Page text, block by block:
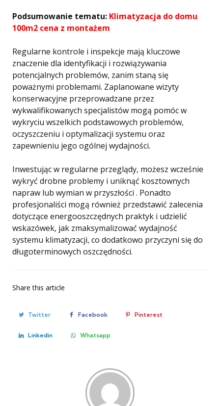
Podsumowanie tematu: Klimatyzacja do domu
100m2 cena z montażem
Regularne kontrole i inspekcje mają kluczowe
znaczenie dla identyfikacji i rozwiązywania
potencjalnych problemów, zanim staną się
poważnymi problemami. Zaplanowane wizyty
konserwacyjne przeprowadzane przez
wykwalifikowanych specjalistów mogą pomóc w
wykryciu wszelkich podstawowych problemów,
oczyszczeniu i optymalizacji systemu oraz
zapewnieniu jego ogólnej wydajności.
Inwestując w regularne przeglądy, możesz wcześnie
wykryć drobne problemy i uniknąć kosztownych
napraw lub wymian w przyszłości . Ponadto
profesjonaliści mogą również przedstawić zalecenia
dotyczące energooszczędnych praktyk i udzielić
wskazówek, jak zmaksymalizować wydajność
systemu klimatyzacji, co dodatkowo przyczyni się do
długoterminowych oszczędności.
Share this article
Twitter Facebook Pinterest
Linkedin Whatsapp